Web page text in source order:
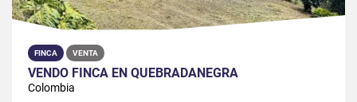
FINCA VENTA
VENDO FINCA EN QUEBRADANEGRA
Colombia